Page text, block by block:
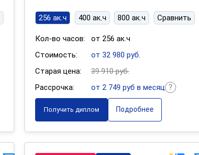
256 ак.ч 400 ак.ч 800 ак.ч Сравнить
Кол-во часов:
от 256 ак.ч
Стоимость:
от 32 980 руб.
Старая цена:
39 910 руб.
Рассрочка:
от 2 749 руб в месяц
Получить диплом Подробнее